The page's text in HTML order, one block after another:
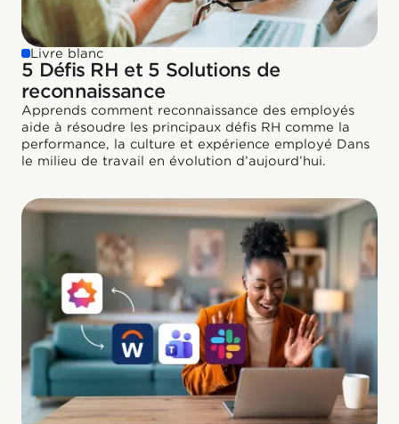
Livre blanc
5 Défis RH et 5 Solutions de
reconnaissance
Apprends comment reconnaissance des employés
aide à résoudre les principaux défis RH comme la
performance, la culture et expérience employé Dans
le milieu de travail en évolution d’aujourd’hui.